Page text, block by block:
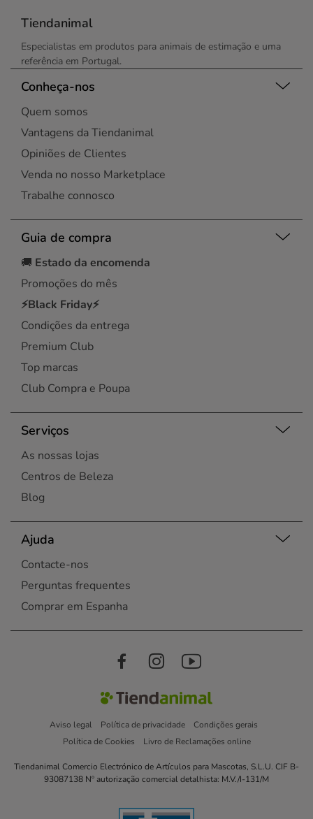
Tiendanimal
Especialistas em produtos para animais de estimação e uma
referência em Portugal.
Conheça-nos
Quem somos
Vantagens da Tiendanimal
Opiniões de Clientes
Venda no nosso Marketplace
Trabalhe connosco
Guia de compra
🚚 Estado da encomenda
Promoções do mês
⚡Black Friday⚡
Condições da entrega
Premium Club
Top marcas
Club Compra e Poupa
Serviços
As nossas lojas
Centros de Beleza
Blog
Ajuda
Contacte-nos
Perguntas frequentes
Comprar em Espanha
Aviso legal Política de privacidade
Condições gerais
Política de Cookies
Livro de Reclamações online
Tiendanimal Comercio Electrónico de Artículos para Mascotas, S.L.U. CIF B-
93087138 Nº autorização comercial detalhista: M.V./I-131/M